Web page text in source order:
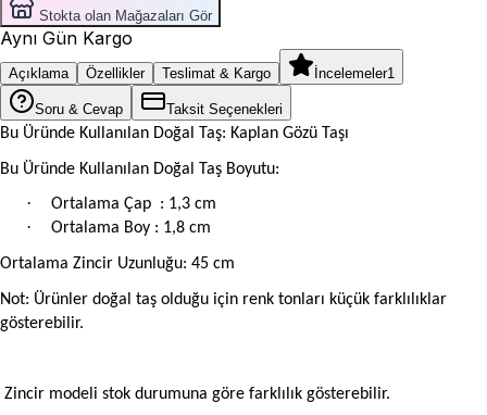
Stokta olan Mağazaları Gör
Aynı Gün Kargo
Açıklama Özellikler Teslimat & Kargo İncelemeler1
Soru & Cevap Taksit Seçenekleri
Bu Üründe Kullanılan Doğal Taş: Kaplan Gözü Taşı
Bu Üründe Kullanılan Doğal Taş Boyutu:
· Ortalama Çap : 1,3 cm
· Ortalama Boy : 1,8 cm
Ortalama Zincir Uzunluğu: 45 cm
Not: Ürünler doğal taş olduğu için renk tonları küçük farklılıklar
gösterebilir.
Zincir modeli stok durumuna göre farklılık gösterebilir.